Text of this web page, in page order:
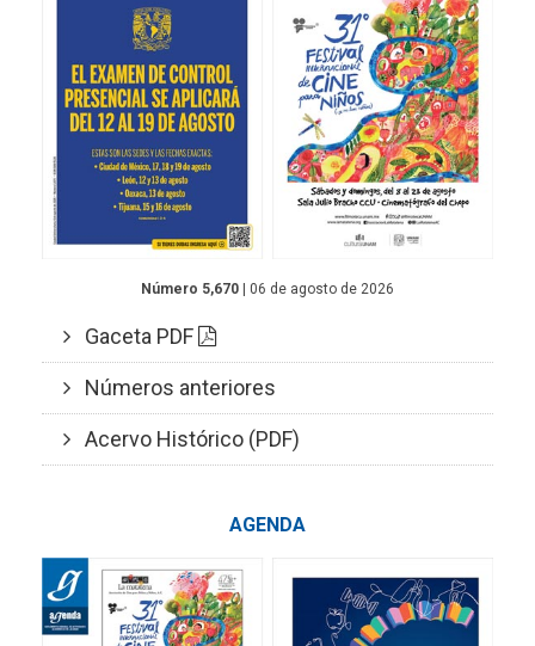
Número 5,670 | 06 de agosto de 2026
Gaceta PDF
Números anteriores
Acervo Histórico (PDF)
AGENDA